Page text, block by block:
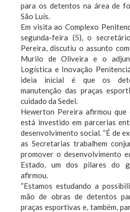
para os detentos na área de
São Luís.
Em visita ao Complexo
segunda-feira (5), o
Pereira, discutiu o assunto
Murilo de Oliveira e o
Logística e Inovação
ideia inicial é que os
manutenção das praças
cuidado da Sedel.
Hewerton Pereira afirmou
está investido em parcerias
desenvolvimento social. “É de
as Secretarias trabalhem
promover o desenvolvimento
Estado, um dos pilares do
afirmou.
“Estamos estudando a
mão de obras de detentos
praças esportivas e, também,